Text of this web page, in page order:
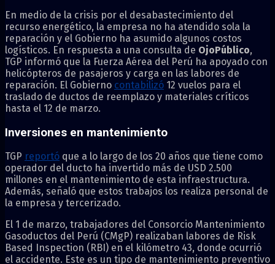
En medio de la crisis por el desabastecimiento del
recurso energético, la empresa no ha atendido sola la
reparación y el Gobierno ha asumido algunos costos
logísticos. En respuesta a una consulta de OjoPúblico,
TGP informó que la Fuerza Aérea del Perú ha apoyado con
helicópteros de pasajeros y carga en las labores de
reparación. El Gobierno contabilizó 12 vuelos para el
traslado de ductos de reemplazo y materiales críticos
hasta el 12 de marzo.
Inversiones en mantenimiento
TGP reportó que a lo largo de los 20 años que tiene como
operador del ducto ha invertido más de USD 2.500
millones en el mantenimiento de esta infraestructura.
Además, señaló que estos trabajos los realiza personal de
la empresa y tercerizado.
El 1 de marzo, trabajadores del Consorcio Mantenimiento
Gasoductos del Perú (CMgP) realizaban labores de Risk
Based Inspection (RBI) en el kilómetro 43, donde ocurrió
el accidente. Este es un tipo de mantenimiento preventivo